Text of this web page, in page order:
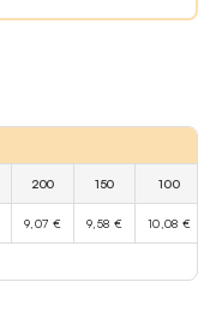
200 150 100
9,07 € 9,58 € 10,08 €